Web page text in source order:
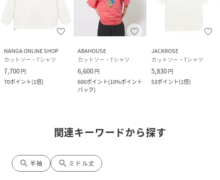
NANGA ONLINE SHOP
カットソー・Tシャツ
7,700円
70ポイント(1倍)
ABAHOUSE
カットソー・Tシャツ
6,600円
600ポイント(10%ポイント
バック)
JACKROSE
カットソー・Tシャツ
5,830円
53ポイント(1倍)
関連キーワードから探す
search 半袖 search ミドル丈